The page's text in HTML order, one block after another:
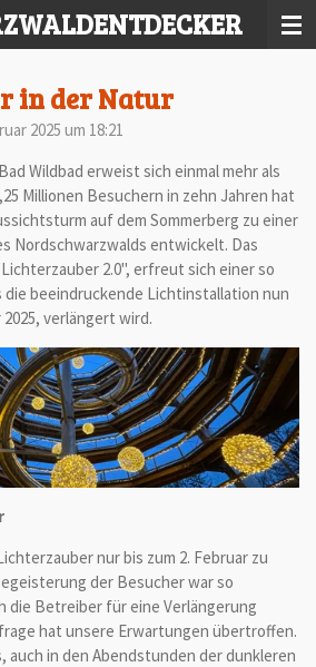
in der Natur
2025 um 18:21
Wildbad erweist sich einmal mehr als
Millionen Besuchern in zehn Jahren hat
auf dem Sommerberg zu einer
Nordschwarzwalds entwickelt. Das
2.0", erfreut sich einer so
beeindruckende Lichtinstallation nun
verlängert wird.
nur bis zum 2. Februar zu
der Besucher war so
die Betreiber für eine Verlängerung
hat unsere Erwartungen übertroffen.
auch in den Abendstunden der dunkleren